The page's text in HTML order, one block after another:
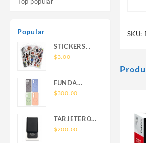
Popular
STICKERS
UNIVERSALES
$3.00
FUNDA
NOVA SAM
SIN SOPORTE
MAGNETICO
$300.00
TARJETERO
SIN SOPORTE
$200.00
SKU: